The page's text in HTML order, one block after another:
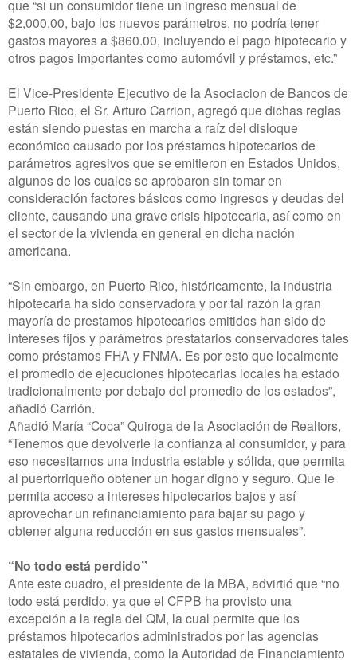
que “si un consumidor tiene un ingreso mensual de
$2,000.00, bajo los nuevos parámetros, no podría tener
gastos mayores a $860.00, incluyendo el pago hipotecario y
otros pagos importantes como automóvil y préstamos, etc.”
El Vice-Presidente Ejecutivo de la Asociacion de Bancos de
Puerto Rico, el Sr. Arturo Carrion, agregó que dichas reglas
están siendo puestas en marcha a raíz del disloque
económico causado por los préstamos hipotecarios de
parámetros agresivos que se emitieron en Estados Unidos,
algunos de los cuales se aprobaron sin tomar en
consideración factores básicos como ingresos y deudas del
cliente, causando una grave crisis hipotecaria, así como en
el sector de la vivienda en general en dicha nación
americana.
“Sin embargo, en Puerto Rico, históricamente, la industria
hipotecaria ha sido conservadora y por tal razón la gran
mayoría de prestamos hipotecarios emitidos han sido de
intereses fijos y parámetros prestatarios conservadores tales
como préstamos FHA y FNMA. Es por esto que localmente
el promedio de ejecuciones hipotecarias locales ha estado
tradicionalmente por debajo del promedio de los estados”,
añadió Carrión.
Añadió María “Coca” Quiroga de la Asociación de Realtors,
“Tenemos que devolverle la confianza al consumidor, y para
eso necesitamos una industria estable y sólida, que permita
al puertorriqueño obtener un hogar digno y seguro. Que le
permita acceso a intereses hipotecarios bajos y así
aprovechar un refinanciamiento para bajar su pago y
obtener alguna reducción en sus gastos mensuales”.
“No todo está perdido”
Ante este cuadro, el presidente de la MBA, advirtió que “no
todo está perdido, ya que el CFPB ha provisto una
excepción a la regla del QM, la cual permite que los
préstamos hipotecarios administrados por las agencias
estatales de vivienda, como la Autoridad de Financiamiento